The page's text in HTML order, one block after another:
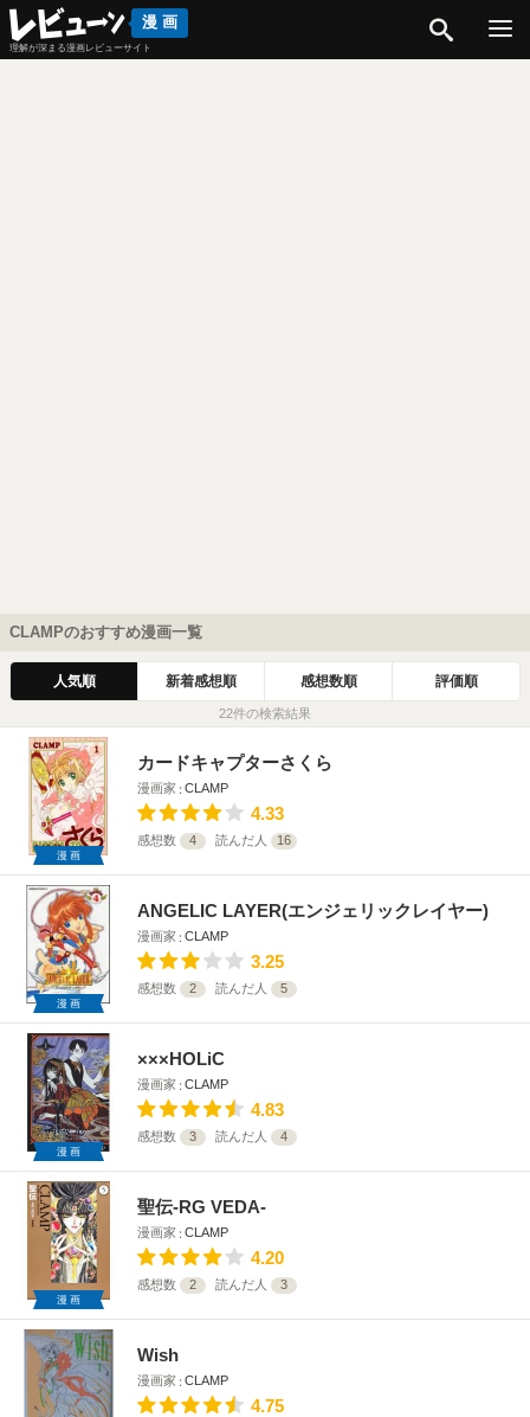
漫画
理解が深まる漫画レビューサイト
CLAMPのおすすめ漫画一覧
人気順 新着感想順 感想数順 評価順
22件の検索結果
漫画
カードキャプターさくら
漫画家 CLAMP
4.33
感想数 4 読んだ人 16
漫画
ANGELIC LAYER(エンジェリックレイヤー)
漫画家 CLAMP
3.25
感想数 2 読んだ人 5
漫画
×××HOLiC
漫画家 CLAMP
4.83
感想数 3 読んだ人 4
漫画
聖伝-RG VEDA‐
漫画家 CLAMP
4.20
感想数 2 読んだ人 3
Wish
漫画家 CLAMP
4.75